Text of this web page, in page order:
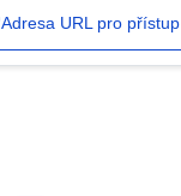
Adresa URL pro přístup